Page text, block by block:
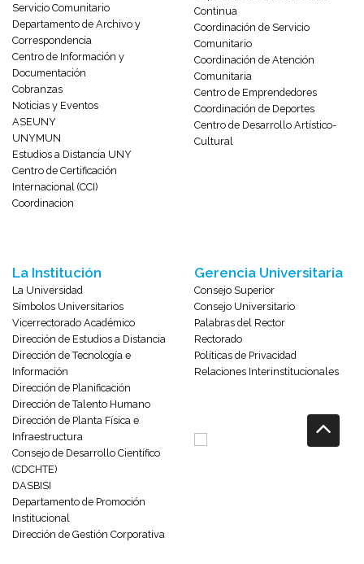
Servicio Comunitario
Departamento de Archivo y
Correspondencia
Centro de Información y
Documentación
Cobranzas
Noticias y Eventos
ASEUNY
UNYMUN
Estudios a Distancia UNY
Centro de Certificación
Internacional (CCI)
Coordinacion
Continua
Coordinación de Servicio
Comunitario
Coordinación de Atención
Comunitaria
Centro de Emprendedores
Coordinación de Deportes
Centro de Desarrollo Artístico-
Cultural
La Institución
La Universidad
Símbolos Universitarios
Vicerrectorado Académico
Dirección de Estudios a Distancia
Dirección de Tecnología e
Información
Dirección de Planificación
Dirección de Talento Humano
Dirección de Planta Física e
Infraestructura
Consejo de Desarrollo Científico
(CDCHTE)
DASBISI
Departamento de Promoción
Institucional
Dirección de Gestión Corporativa
Gerencia Universitaria
Consejo Superior
Consejo Universitario
Palabras del Rector
Rectorado
Políticas de Privacidad
Relaciones Interinstitucionales